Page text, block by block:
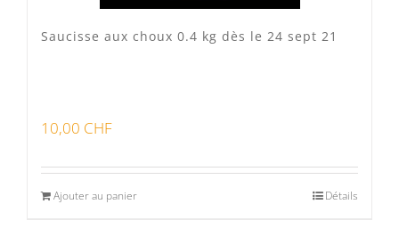
Saucisse aux choux 0.4 kg dès le 24 sept 21
10,00 CHF
Ajouter au panier Détails